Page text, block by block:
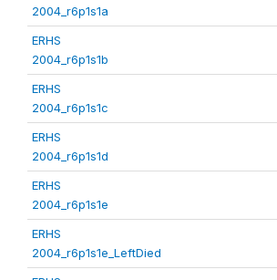
2004_r6p1s1a
ERHS
2004_r6p1s1b
ERHS
2004_r6p1s1c
ERHS
2004_r6p1s1d
ERHS
2004_r6p1s1e
ERHS
2004_r6p1s1e_LeftDied